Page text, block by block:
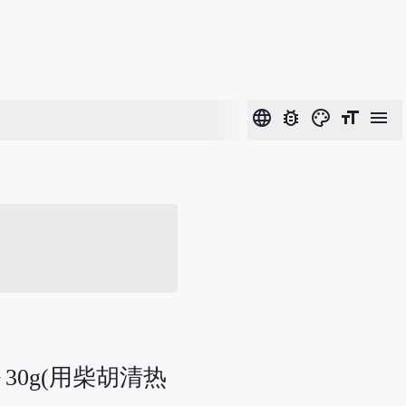
language bug_report color_lens format_size menu
用柴胡清热